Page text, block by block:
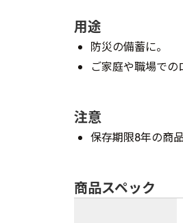
用途
防災の備蓄に。
ご家庭や職場での
注意
保存期限8年の商
商品スペック